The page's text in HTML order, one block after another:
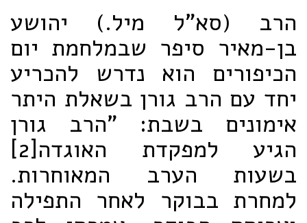
הרב (סא"ל מיל.) יהושע
בן-מאיר סיפר שבמלחמת יום
הכיפורים הוא נדרש להכריע
יחד עם הרב גורן בשאלת היתר
אימונים בשבת: "הרב גורן
הגיע למפקדת האוגדה
[2]
בשעות הערב המאוחרות.
למחרת בבוקר לאחר התפילה